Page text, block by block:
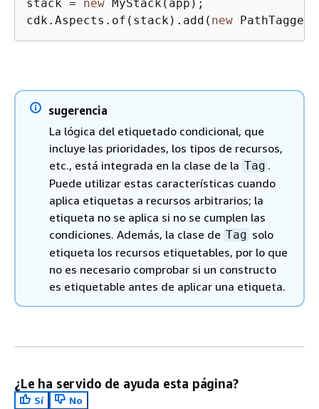
stack = new MyStack(app);
cdk.Aspects.of(stack).add( new
sugerencia
La lógica del etiquetado condicional, que
incluye las prioridades, los tipos de recursos,
etc., está integrada en la clase de la Tag .
Puede utilizar estas características cuando
aplica etiquetas a recursos arbitrarios; la
etiqueta no se aplica si no se cumplen las
condiciones. Además, la clase de Tag solo
etiqueta los recursos etiquetables, por lo que
no es necesario comprobar si un constructo
es etiquetable antes de aplicar una etiqueta.
¿Le ha servido de ayuda esta página?
Sí
No